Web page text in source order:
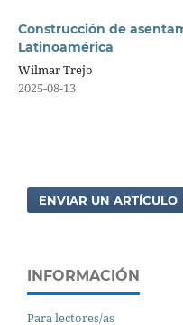
Construcción de
Latinoamérica
Wilmar Trejo
2025-08-13
ENVIAR UN ARTÍCULO
INFORMACIÓN
Para lectores/as